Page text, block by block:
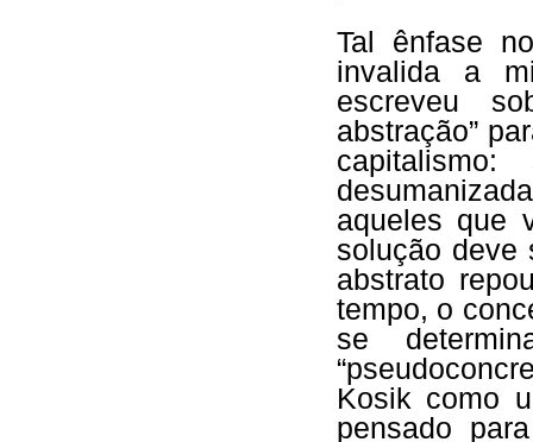
Tal ênfase
invalida a
escreveu
abstração”
aqueles que
solução deve
abstrato
tempo, o
se
Kosik como
pensado